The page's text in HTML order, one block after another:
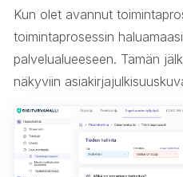
Kun olet avannut
toimintaprosessin
palvelualueeseen. Tämän
näkyviin